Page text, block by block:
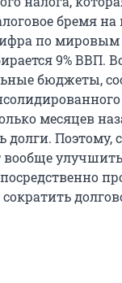
бремя на
по мировым
9% ВВП.
бюджеты,
месяцев
долги. Поэтому,
вообще